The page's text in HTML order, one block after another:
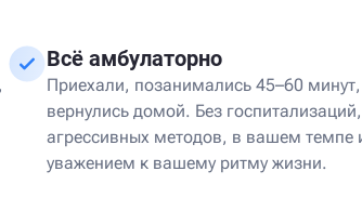
Всё амбулаторно
Приехали, позанимались 45–60 минут,
вернулись домой. Без
агрессивных методов, в вашем темпе
уважением к вашему ритму жизни.